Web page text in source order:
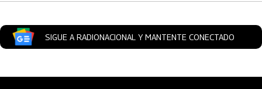
SIGUE A RADIONACIONAL Y MANTENTE CONECTADO